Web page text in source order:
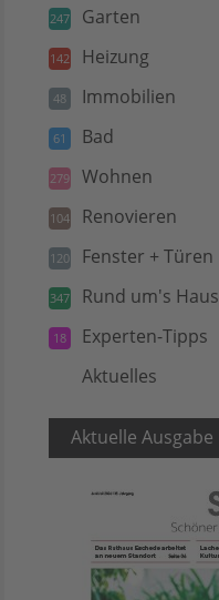
247 Garten
142 Heizung
48 Immobilien
61 Bad
279 Wohnen
104 Renovieren
120 Fenster + Türen
347 Rund um's Haus
18 Experten-Tipps
Aktuelles
Aktuelle Ausgabe